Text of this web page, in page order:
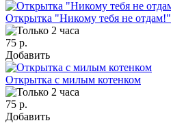
Открытка "Никому тебя не отдам!"
75 р.
Добавить
Открытка с милым котенком
75 р.
Добавить